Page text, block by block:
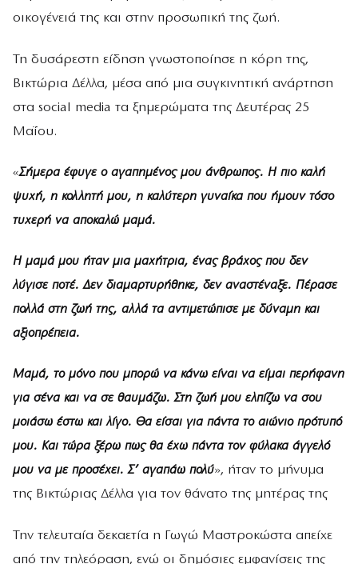
οικογένειά της και στην προσωπική της ζωή.
Τη δυσάρεστη είδηση γνωστοποίησε η κόρη της,
Βικτώρια Δέλλα, μέσα από μια συγκινητική ανάρτηση
στα social media τα ξημερώματα της Δευτέρας 25
Μαΐου.
«Σήμερα έφυγε ο αγαπημένος μου άνθρωπος. Η πιο καλή
ψυχή, η κολλητή μου, η καλύτερη γυναίκα που ήμουν τόσο
τυχερή να αποκαλώ μαμά.
Η μαμά μου ήταν μια μαχήτρια, ένας βράχος που δεν
λύγισε ποτέ. Δεν διαμαρτυρήθηκε, δεν αναστέναξε. Πέρασε
πολλά στη ζωή της, αλλά τα αντιμετώπισε με δύναμη και
αξιοπρέπεια.
Μαμά, το μόνο που μπορώ να κάνω είναι να είμαι περήφανη
για σένα και να σε θαυμάζω. Στη ζωή μου ελπίζω να σου
μοιάσω έστω και λίγο. Θα είσαι για πάντα το αιώνιο πρότυπό
μου. Και τώρα ξέρω πως θα έχω πάντα τον φύλακα άγγελό
μου να με προσέχει. Σ’ αγαπάω πολύ», ήταν το μήνυμα
της Βικτώριας Δέλλα για τον θάνατο της μητέρας της
Την τελευταία δεκαετία η Γωγώ Μαστροκώστα απείχε
από την τηλεόραση, ενώ οι δημόσιες εμφανίσεις της